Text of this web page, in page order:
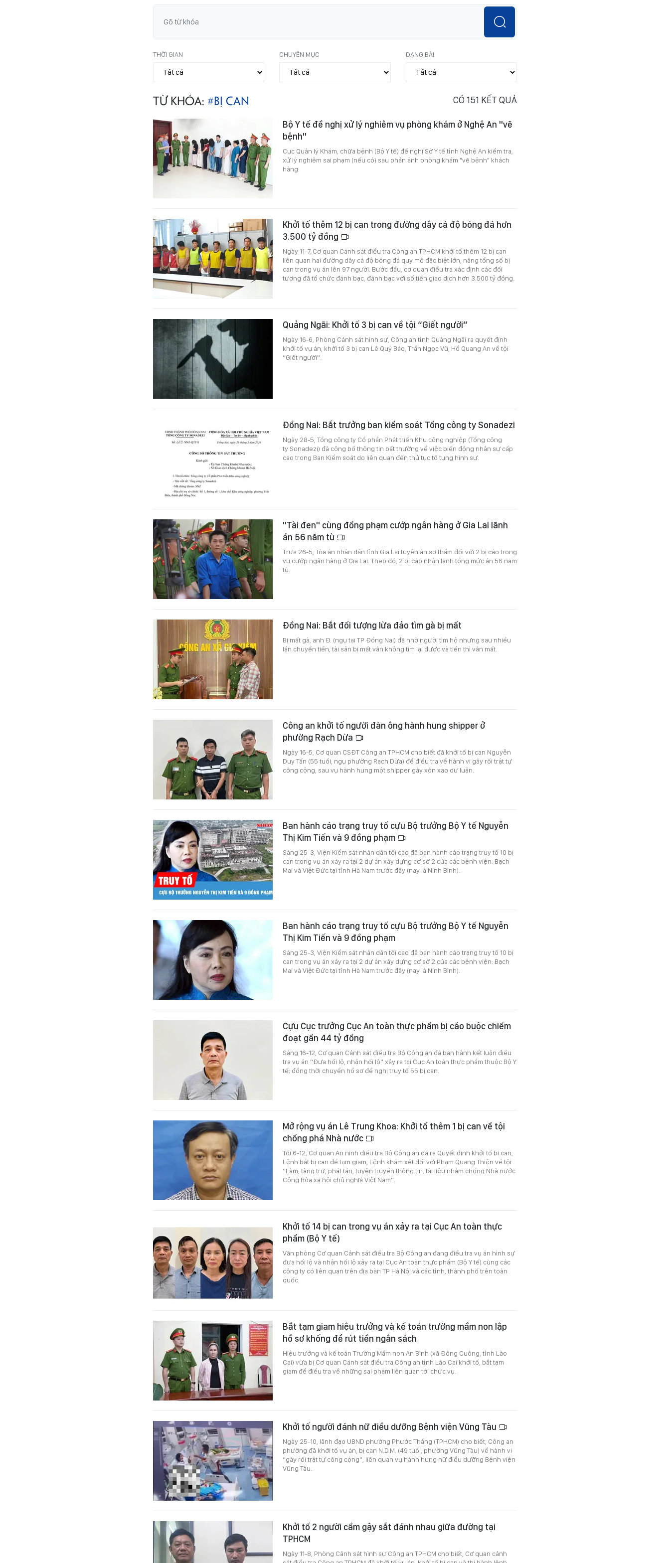
THỜI GIAN CHUYÊN MỤC DẠNG BÀI
TỪ KHÓA: #BỊ CAN CÓ 151 KẾT QUẢ
Bộ Y tế đề nghị xử lý nghiêm vụ phòng khám ở Nghệ An "vẽ
bệnh"
Cục Quản lý Khám, chữa bệnh (Bộ Y tế) đề nghị Sở Y tế tỉnh Nghệ An kiểm tra,
xử lý nghiêm sai phạm (nếu có) sau phản ánh phòng khám "vẽ bệnh" khách
hàng.
Khởi tố thêm 12 bị can trong đường dây cá độ bóng đá hơn
3.500 tỷ đồng
Ngày 11-7, Cơ quan Cảnh sát điều tra Công an TPHCM khởi tố thêm 12 bị can
liên quan hai đường dây cá độ bóng đá quy mô đặc biệt lớn, nâng tổng số bị
can trong vụ án lên 97 người. Bước đầu, cơ quan điều tra xác định các đối
tượng đã tổ chức đánh bạc, đánh bạc với số tiền giao dịch hơn 3.500 tỷ đồng.
Quảng Ngãi: Khởi tố 3 bị can về tội “Giết người”
Ngày 16-6, Phòng Cảnh sát hình sự, Công an tỉnh Quảng Ngãi ra quyết định
khởi tố vụ án, khởi tố 3 bị can Lê Quý Bảo, Trần Ngọc Vũ, Hồ Quang An về tội
“Giết người”.
Đồng Nai: Bắt trưởng ban kiểm soát Tổng công ty Sonadezi
Ngày 28-5, Tổng công ty Cổ phần Phát triển Khu công nghiệp (Tổng công
ty Sonadezi) đã công bố thông tin bất thường về việc biến động nhân sự cấp
cao trong Ban Kiểm soát do liên quan đến thủ tục tố tụng hình sự.
"Tài đen" cùng đồng phạm cướp ngân hàng ở Gia Lai lãnh
án 56 năm tù
Trưa 26-5, Tòa án nhân dân tỉnh Gia Lai tuyên án sơ thẩm đối với 2 bị cáo trong
vụ cướp ngân hàng ở Gia Lai. Theo đó, 2 bị cáo nhận lãnh tổng mức án 56 năm
tù.
Đồng Nai: Bắt đối tượng lừa đảo tìm gà bị mất
Bị mất gà, anh Đ. (ngụ tại TP Đồng Nai) đã nhờ người tìm hộ nhưng sau nhiều
lần chuyển tiền, tài sản bị mất vẫn không tìm lại được và tiền thì vẫn mất.
Công an khởi tố người đàn ông hành hung shipper ở
phường Rạch Dừa
Ngày 16-5, Cơ quan CSĐT Công an TPHCM cho biết đã khởi tố bị can Nguyễn
Duy Tấn (55 tuổi, ngụ phường Rạch Dừa) để điều tra về hành vi gây rối trật tự
công cộng, sau vụ hành hung một shipper gây xôn xao dư luận.
Ban hành cáo trạng truy tố cựu Bộ trưởng Bộ Y tế Nguyễn
Thị Kim Tiến và 9 đồng phạm
Sáng 25-3, Viện Kiểm sát nhân dân tối cao đã ban hành cáo trạng truy tố 10 bị
can trong vụ án xảy ra tại 2 dự án xây dựng cơ sở 2 của các bệnh viện: Bạch
Mai và Việt Đức tại tỉnh Hà Nam trước đây (nay là Ninh Bình).
Ban hành cáo trạng truy tố cựu Bộ trưởng Bộ Y tế Nguyễn
Thị Kim Tiến và 9 đồng phạm
Sáng 25-3, Viện Kiểm sát nhân dân tối cao đã ban hành cáo trạng truy tố 10 bị
can trong vụ án xảy ra tại 2 dự án xây dựng cơ sở 2 của các bệnh viện: Bạch
Mai và Việt Đức tại tỉnh Hà Nam trước đây (nay là Ninh Bình).
Cựu Cục trưởng Cục An toàn thực phẩm bị cáo buộc chiếm
đoạt gần 44 tỷ đồng
Sáng 16-12, Cơ quan Cảnh sát điều tra Bộ Công an đã ban hành kết luận điều
tra vụ án “Đưa hối lộ, nhận hối lộ” xảy ra tại Cục An toàn thực phẩm thuộc Bộ Y
tế; đồng thời chuyển hồ sơ đề nghị truy tố 55 bị can.
Mở rộng vụ án Lê Trung Khoa: Khởi tố thêm 1 bị can về tội
chống phá Nhà nước
Tối 6-12, Cơ quan An ninh điều tra Bộ Công an đã ra Quyết định khởi tố bị can,
Lệnh bắt bị can để tạm giam, Lệnh khám xét đối với Phạm Quang Thiện về tội
“Làm, tàng trữ, phát tán, tuyên truyền thông tin, tài liệu nhằm chống Nhà nước
Cộng hòa xã hội chủ nghĩa Việt Nam”.
Khởi tố 14 bị can trong vụ án xảy ra tại Cục An toàn thực
phẩm (Bộ Y tế)
Văn phòng Cơ quan Cảnh sát điều tra Bộ Công an đang điều tra vụ án hình sự
đưa hối lộ và nhận hối lộ xảy ra tại Cục An toàn thực phẩm (Bộ Y tế) cùng các
công ty có liên quan trên địa bàn TP Hà Nội và các tỉnh, thành phố trên toàn
quốc.
Bắt tạm giam hiệu trưởng và kế toán trường mầm non lập
hồ sơ khống để rút tiền ngân sách
Hiệu trưởng và kế toán Trường Mầm non An Bình (xã Đông Cuông, tỉnh Lào
Cai) vừa bị Cơ quan Cảnh sát điều tra Công an tỉnh Lào Cai khởi tố, bắt tạm
giam để điều tra về những sai phạm liên quan tới chức vụ.
Khởi tố người đánh nữ điều dưỡng Bệnh viện Vũng Tàu
Ngày 25-10, lãnh đạo UBND phường Phước Thắng (TPHCM) cho biết, Công an
phường đã khởi tố vụ án, bị can N.D.M. (49 tuổi, phường Vũng Tàu) về hành vi
“gây rối trật tự công cộng”, liên quan vụ hành hung nữ điều dưỡng Bệnh viện
Vũng Tàu.
Khởi tố 2 người cầm gậy sắt đánh nhau giữa đường tại
TPHCM
Ngày 11-8, Phòng Cảnh sát hình sự Công an TPHCM cho biết, Cơ quan cảnh